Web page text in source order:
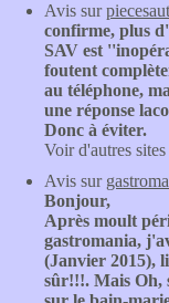
Avis sur
confirme, plus
SAV est
foutent
au téléphone,
une réponse
Donc à éviter.
Voir d'autres
Avis sur
Bonjour,
Après moult
gastromania,
(Janvier 2015),
sûr!!!. Mais Oh,